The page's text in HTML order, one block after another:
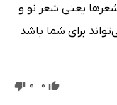
یعنی شعر نو و
برای شما باشد
0
0